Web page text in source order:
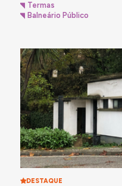
Termas
Balneário Público
DESTAQUE